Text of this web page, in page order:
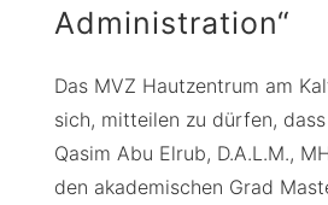
Administration“
Das MVZ Hautzentrum am
sich, mitteilen zu dürfen,
Qasim Abu Elrub, D.A.L.M.,
den akademischen Grad